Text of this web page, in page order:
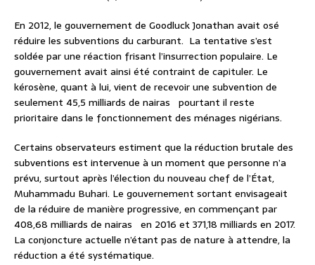
En 2012, le gouvernement de Goodluck Jonathan avait osé
réduire les subventions du carburant. La tentative s’est
soldée par une réaction frisant l’insurrection populaire. Le
gouvernement avait ainsi été contraint de capituler. Le
kérosène, quant à lui, vient de recevoir une subvention de
seulement 45,5 milliards de nairas pourtant il reste
prioritaire dans le fonctionnement des ménages nigérians.
Certains observateurs estiment que la réduction brutale des
subventions est intervenue à un moment que personne n’a
prévu, surtout après l’élection du nouveau chef de l’État,
Muhammadu Buhari. Le gouvernement sortant envisageait
de la réduire de manière progressive, en commençant par
408,68 milliards de nairas en 2016 et 371,18 milliards en 2017.
La conjoncture actuelle n’étant pas de nature à attendre, la
réduction a été systématique.